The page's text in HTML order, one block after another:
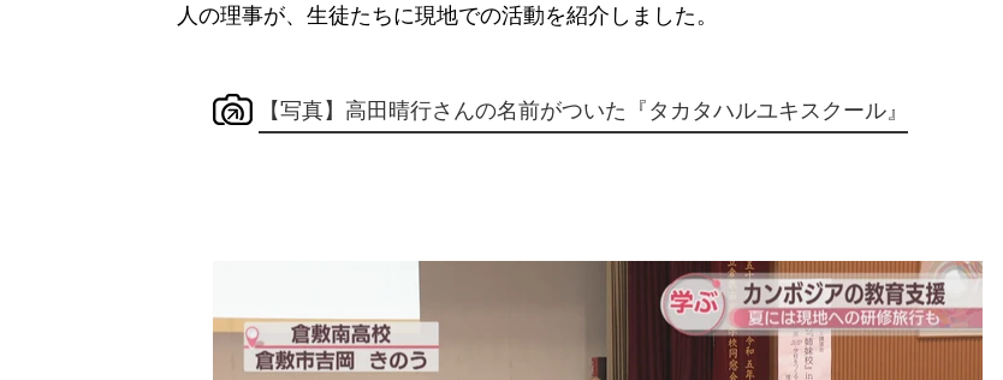
人の理事が、生徒たちに現地での活動を紹介しました。
【写真】高田晴行さんの名前がついた『タカタハルユキスクール』